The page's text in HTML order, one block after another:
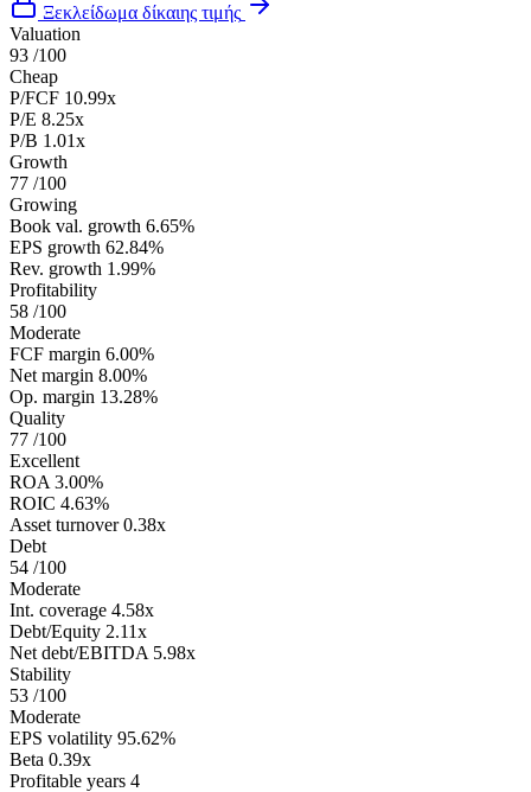
Ξεκλείδωμα δίκαιης τιμής
Valuation
93 /100
Cheap
P/FCF 10.99x
P/E 8.25x
P/B 1.01x
Growth
77 /100
Growing
Book val. growth 6.65%
EPS growth 62.84%
Rev. growth 1.99%
Profitability
58 /100
Moderate
FCF margin 6.00%
Net margin 8.00%
Op. margin 13.28%
Quality
77 /100
Excellent
ROA 3.00%
ROIC 4.63%
Asset turnover 0.38x
Debt
54 /100
Moderate
Int. coverage 4.58x
Debt/Equity 2.11x
Net debt/EBITDA 5.98x
Stability
53 /100
Moderate
EPS volatility 95.62%
Beta 0.39x
Profitable years 4